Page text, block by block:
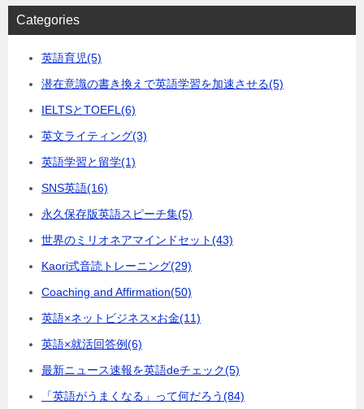
Categories
英語育児(5)
潜在意識の書き換えで英語学習を加速させる(5)
IELTSとTOEFL (6)
英文ライティング(3)
英語学習と留学(1)
SNS英語(16)
永久保存版英語スピーチ集(5)
世界のミリオネアマインドセット(43)
Kaori式音読トレーニング(29)
Coaching and Affirmation(50)
英語×ネットビジネス×お金(11)
英語×就活回答例(6)
最新ニュース速報を英語deチェック(5)
「英語がうまくなる」って何だろう(84)